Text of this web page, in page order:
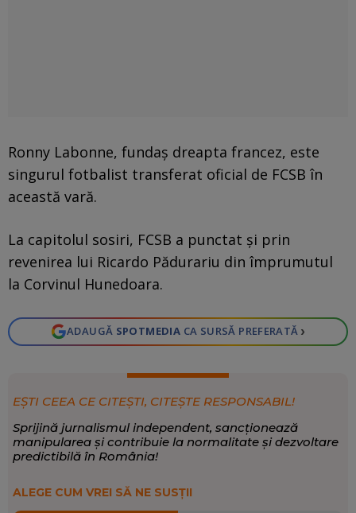
Ronny Labonne, fundaș dreapta francez, este
singurul fotbalist transferat oficial de FCSB în
această vară.
La capitolul sosiri, FCSB a punctat și prin
revenirea lui Ricardo Pădurariu din împrumutul
la Corvinul Hunedoara.
ADAUGĂ SPOTMEDIA CA SURSĂ PREFERATĂ ›
EȘTI CEEA CE CITEȘTI, CITEȘTE RESPONSABIL!
Sprijină jurnalismul independent, sancționează
manipularea și contribuie la normalitate și dezvoltare
predictibilă în România!
ALEGE CUM VREI SĂ NE SUSȚII